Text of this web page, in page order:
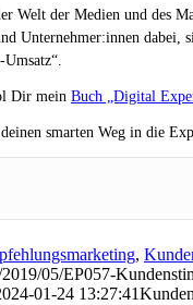
Welt der Medien und des
Unternehmer:innen
Dir mein Buch „Digital
smarten Weg in die
,
05/EP057-
01-24 13:27:41